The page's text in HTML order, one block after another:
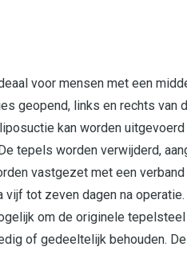
voor mensen met een
geopend, links en rechts van
kan worden
tepels worden verwijderd,
vastgezet met een
tot zeven dagen na
om de originele
of gedeeltelijk behouden.